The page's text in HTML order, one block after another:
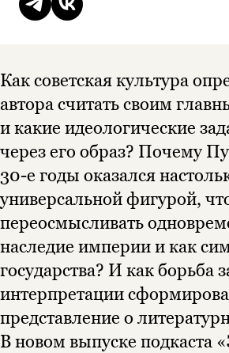
Как советская культура
автора считать своим
и какие идеологические
через его образ? Почему
30-е годы оказался
универсальной фигурой,
переосмысливать
наследие империи и как
государства? И как борьба
интерпретации
представление о
В новом выпуске подкаста